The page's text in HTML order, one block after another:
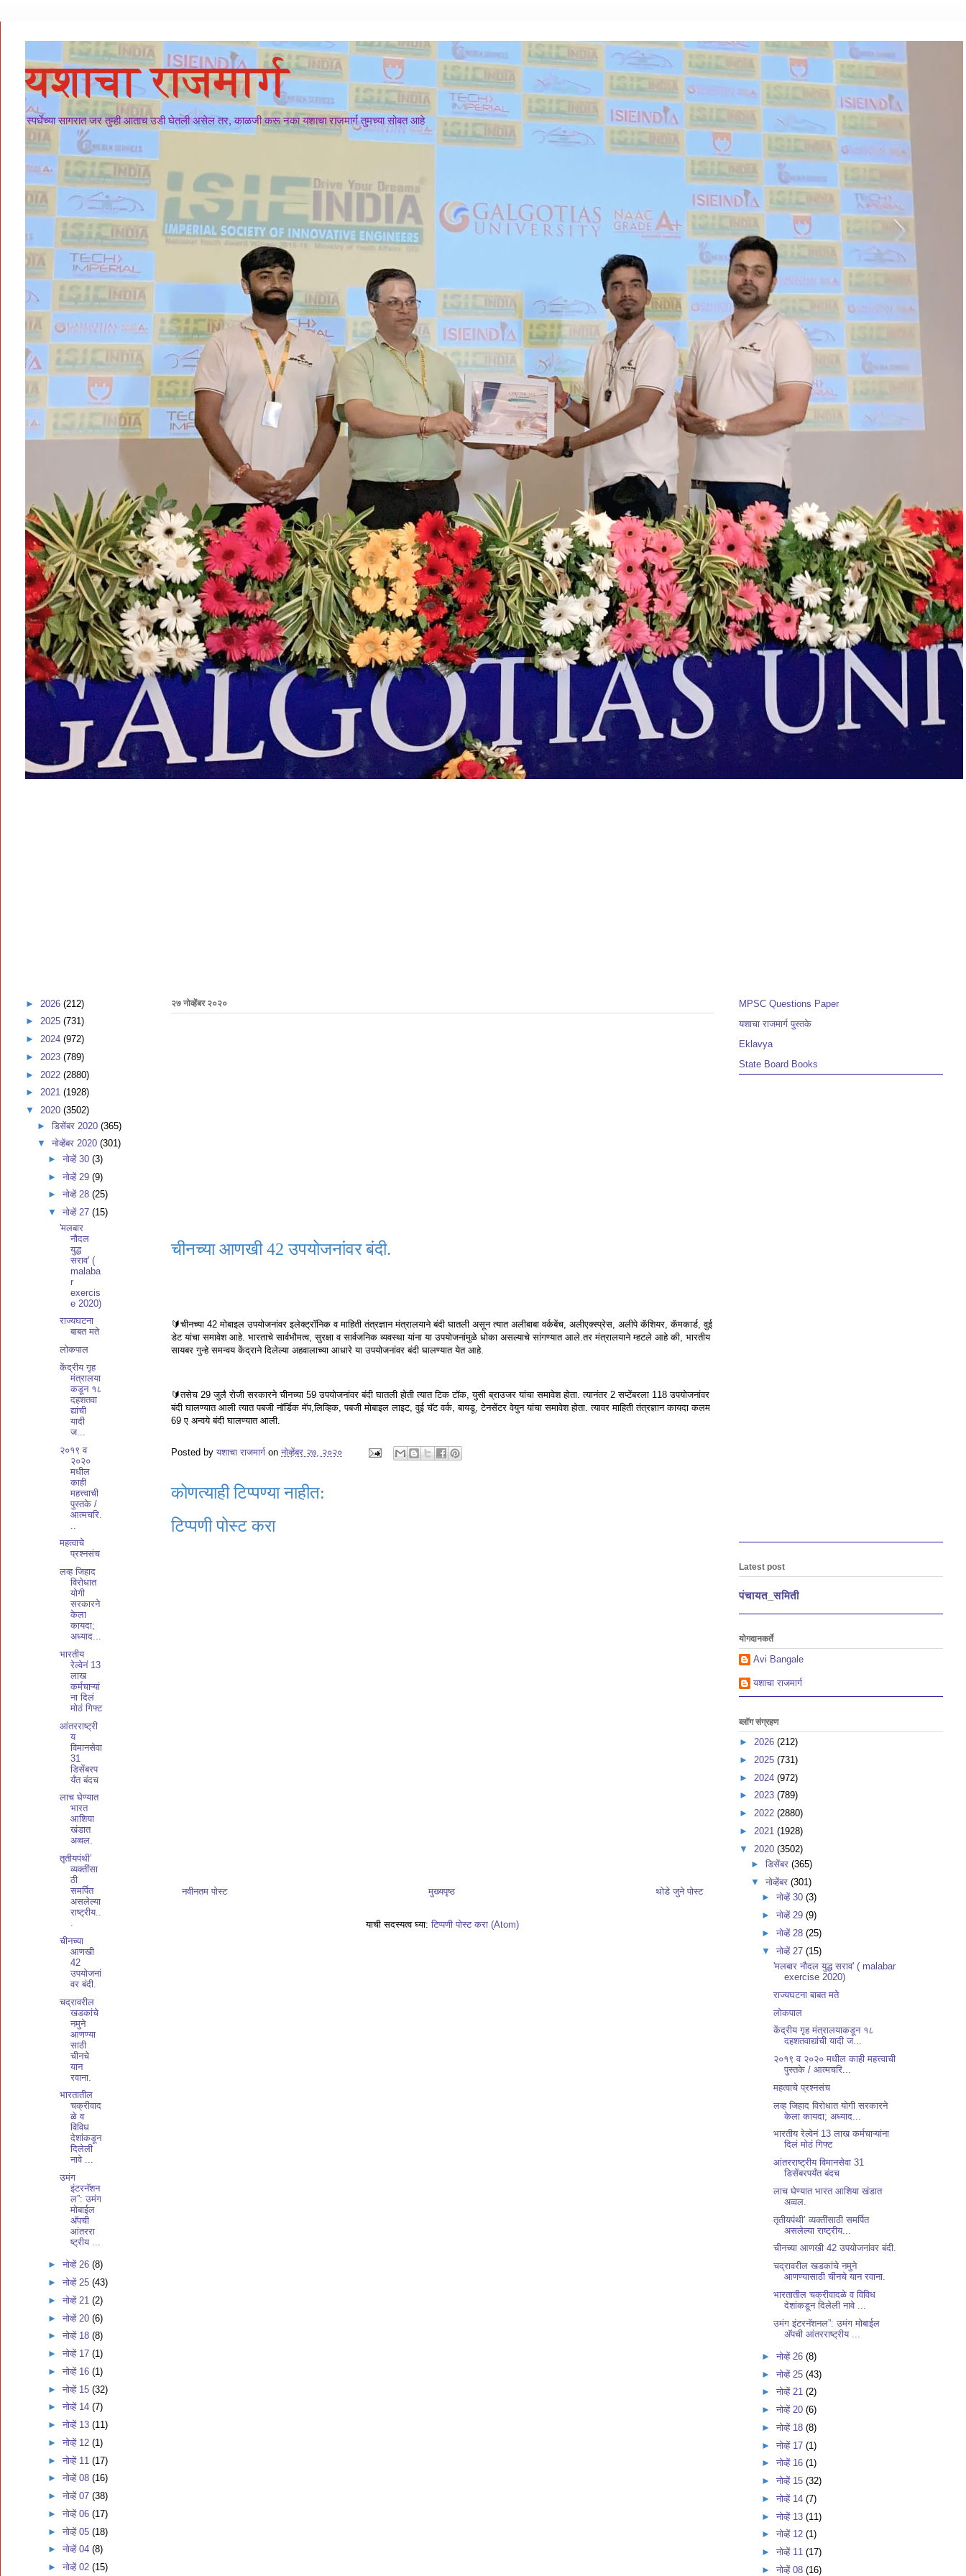
यशाचा राजमार्ग
स्पर्धेच्या सागरात जर तुम्ही आताच उडी घेतली असेल तर, काळजी करू नका यशाचा राजमार्ग तुमच्या सोबत आहे
२७ नोव्हेंबर २०२०
चीनच्या आणखी 42 उपयोजनांवर बंदी.
🔰चीनच्या 42 मोबाइल उपयोजनांवर इलेक्ट्रॉनिक व माहिती तंत्रज्ञान मंत्रालयाने बंदी घातली असून त्यात अलीबाबा वर्कबेंच, अलीएक्स्प्रेस, अलीपे कॅशियर, कॅमकार्ड, वुई
डेट यांचा समावेश आहे. भारताचे सार्वभौमत्व, सुरक्षा व सार्वजनिक व्यवस्था यांना या उपयोजनांमुळे धोका असल्याचे सांगण्यात आले.तर मंत्रालयाने म्हटले आहे की, भारतीय
सायबर गुन्हे समन्वय केंद्राने दिलेल्या अहवालाच्या आधारे या उपयोजनांवर बंदी घालण्यात येत आहे.
🔰तसेच 29 जुलै रोजी सरकारने चीनच्या 59 उपयोजनांवर बंदी घातली होती त्यात टिक टॉक, युसी ब्राउजर यांचा समावेश होता. त्यानंतर 2 सप्टेंबरला 118 उपयोजनांवर
बंदी घालण्यात आली त्यात पबजी नॉर्डिक मॅप,लिव्हिक, पबजी मोबाइल लाइट, वुई चॅट वर्क, बायडू, टेनसेंटर वेयुन यांचा समावेश होता. त्यावर माहिती तंत्रज्ञान कायदा कलम
69 ए अन्वये बंदी घालण्यात आली.
Posted by यशाचा राजमार्ग on नोव्हेंबर २७, २०२०
कोणत्याही टिप्पण्‍या नाहीत:
टिप्पणी पोस्ट करा
नवीनतम पोस्ट थोडे जुने पोस्ट
मुख्यपृष्ठ
याची सदस्यत्व घ्या: टिप्पणी पोस्ट करा (Atom)
► 2026 (212)
► 2025 (731)
► 2024 (972)
► 2023 (789)
► 2022 (2880)
► 2021 (1928)
▼ 2020 (3502)
► डिसेंबर 2020 (365)
▼ नोव्हेंबर 2020 (301)
►नोव्हें 30(3)
►नोव्हें 29(9)
►नोव्हें 28(25)
▼नोव्हें 27(15)
'मलबार
नौदल
युद्ध
सराव' (
malaba
r
exercis
e 2020)
राज्यघटना
बाबत मते
लोकपाल
केंद्रीय गृह
मंत्रालया
कडून १८
दहशतवा
द्यांची
यादी
ज...
२०१९ व
२०२०
मधील
काही
महत्त्वाची
पुस्तके /
आत्मचरि.
महत्वाचे
प्रश्नसंच
लव्ह जिहाद
विरोधात
योगी
सरकारने
केला
कायदा;
अध्याद...
भारतीय
रेल्वेनं 13
लाख
कर्मचाऱ्यां
ना दिलं
मोठं गिफ्ट
आंतरराष्ट्री
य
विमानसेवा
31
डिसेंबरप
र्यंत बंदच
लाच घेण्यात
भारत
आशिया
खंडात
अव्वल.
तृतीयपंथी’
व्यक्तींसा
ठी
समर्पित
असलेल्या
राष्ट्रीय..
.
चीनच्या
आणखी
42
उपयोजनां
वर बंदी.
चद्रावरील
खडकांचे
नमुने
आणण्या
साठी
चीनचे
यान
रवाना.
भारतातील
चक्रीवाद
ळे व
विविध
देशांकडून
दिलेली
नावे ...
उमंग
इंटरनॅशन
ल”: उमंग
मोबाईल
अ‍ॅपची
आंतररा
ष्ट्रीय ...
►नोव्हें 26(8)
►नोव्हें 25(43)
►नोव्हें 21(2)
►नोव्हें 20(6)
►नोव्हें 18(8)
►नोव्हें 17(1)
►नोव्हें 16(1)
►नोव्हें 15(32)
►नोव्हें 14(7)
►नोव्हें 13(11)
►नोव्हें 12(1)
►नोव्हें 11(17)
►नोव्हें 08(16)
►नोव्हें 07(38)
►नोव्हें 06(17)
►नोव्हें 05(18)
►नोव्हें 04(8)
►नोव्हें 02(15)
MPSC Questions Paper
यशाचा राजमार्ग पुस्तके
Eklavya
State Board Books
Latest post
पंचायत_समिती
योगदानकर्ते
Avi Bangale
यशाचा राजमार्ग
ब्लॉग संग्रहण
► 2026 (212)
► 2025 (731)
► 2024 (972)
► 2023 (789)
► 2022 (2880)
► 2021 (1928)
▼ 2020 (3502)
► डिसेंबर (365)
▼ नोव्हेंबर (301)
►नोव्हें 30(3)
►नोव्हें 29(9)
►नोव्हें 28(25)
▼नोव्हें 27(15)
'मलबार नौदल युद्ध सराव' ( malabar
exercise 2020)
राज्यघटना बाबत मते
लोकपाल
केंद्रीय गृह मंत्रालयाकडून १८
दहशतवाद्यांची यादी ज...
२०१९ व २०२० मधील काही महत्त्वाची
पुस्तके / आत्मचरि...
महत्वाचे प्रश्नसंच
लव्ह जिहाद विरोधात योगी सरकारने
केला कायदा; अध्याद...
भारतीय रेल्वेनं 13 लाख कर्मचाऱ्यांना
दिलं मोठं गिफ्ट
आंतरराष्ट्रीय विमानसेवा 31
डिसेंबरपर्यंत बंदच
लाच घेण्यात भारत आशिया खंडात
अव्वल.
तृतीयपंथी’ व्यक्तींसाठी समर्पित
असलेल्या राष्ट्रीय...
चीनच्या आणखी 42 उपयोजनांवर बंदी.
चद्रावरील खडकांचे नमुने
आणण्यासाठी चीनचे यान रवाना.
भारतातील चक्रीवादळे व विविध
देशांकडून दिलेली नावे ...
उमंग इंटरनॅशनल”: उमंग मोबाईल
अ‍ॅपची आंतरराष्ट्रीय ...
►नोव्हें 26(8)
►नोव्हें 25(43)
►नोव्हें 21(2)
►नोव्हें 20(6)
►नोव्हें 18(8)
►नोव्हें 17(1)
►नोव्हें 16(1)
►नोव्हें 15(32)
►नोव्हें 14(7)
►नोव्हें 13(11)
►नोव्हें 12(1)
►नोव्हें 11(17)
►नोव्हें 08(16)